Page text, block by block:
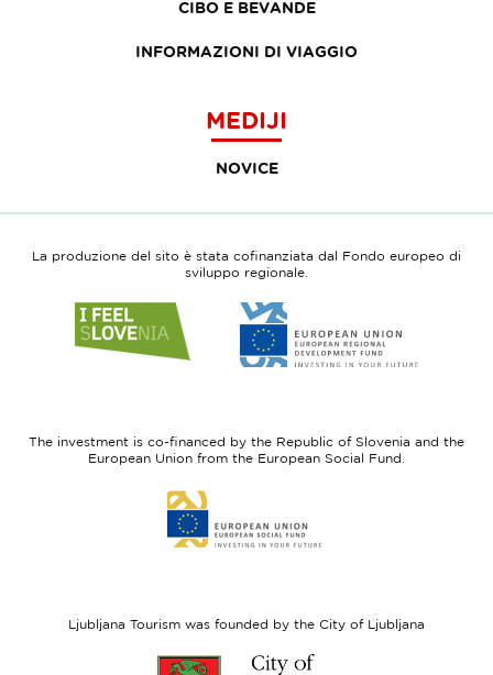
CIBO E BEVANDE
INFORMAZIONI DI VIAGGIO
MEDIJI
NOVICE
La produzione del sito è stata cofinanziata dal Fondo europeo di
sviluppo regionale.
to
website
to
website
Fund
The investment is co-financed by the Republic of Slovenia and the
European Union from the European Social Fund.
to
website
Ljubljana Tourism was founded by the City of Ljubljana